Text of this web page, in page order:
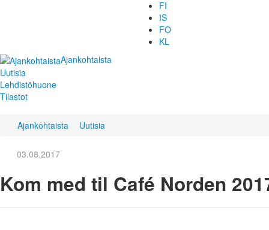
FI
IS
FO
KL
Ajankohtaista
Uutisia
Lehdistöhuone
Tilastot
Ajankohtaista Uutisia
03.08.2017
Kom med til Café Norden